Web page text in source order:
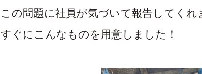
この問題に社員が気づいて報告してくれ
すぐにこんなものを用意しました！